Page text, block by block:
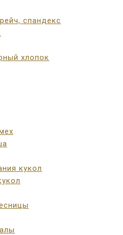
спандекс
хлопок
кукол